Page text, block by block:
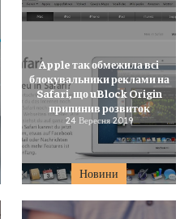
Новини
Apple так обмежила всі
блокувальники реклами на
Safari, що uBlock Origin
припинив розвиток
24 Вересня 2019